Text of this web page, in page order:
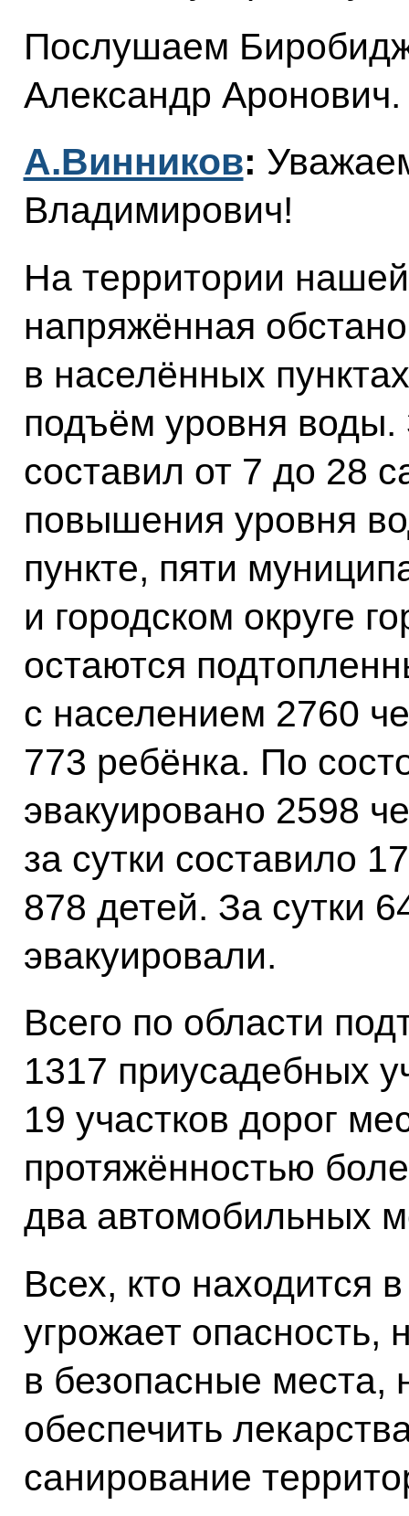
Послушаем
Александр Аронович.
А.Винников:
Владимирович!
На территории
напряжённая
в населённых
подъём уровня
составил от 7 до 28
повышения уровня
пункте, пяти
и городском округе
остаются
с населением 2760
773 ребёнка. По
эвакуировано 2598
за сутки составило
878 детей. За сутки
эвакуировали.
Всего по области
1317 приусадебных
19 участков дорог
протяжённостью
два автомобильных
Всех, кто находится
угрожает опасность,
в безопасные места,
обеспечить
санирование